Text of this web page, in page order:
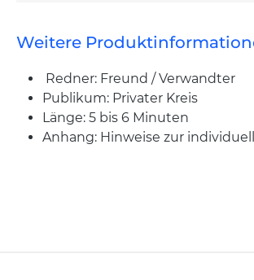
Weitere
Redner: Freund / Verwandter
Publikum: Privater Kreis
Länge: 5 bis 6 Minuten
Anhang: Hinweise zur